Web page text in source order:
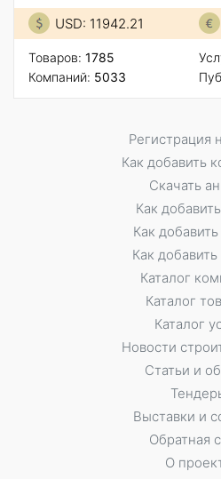
USD: 11942.21
Товаров: 1785
Компаний: 5033
Регистрация
Как добавить
Скачать
Как
Как
Как
Каталог
Каталог
Каталог
Новости
Статьи и
Выставки и
Обратная
О